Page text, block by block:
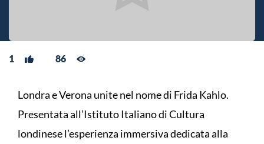
1 86
Londra e Verona unite nel nome di Frida Kahlo.
Presentata all’Istituto Italiano di Cultura
londinese l’esperienza immersiva dedicata alla